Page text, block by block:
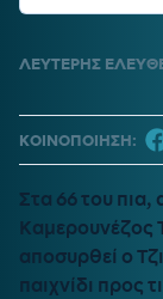
ΛΕΥΤΕΡΗΣ
ΚΟΙΝΟΠΟΙΗΣΗ:
Στα 66 του πια,
Καμερουνέζος
αποσυρθεί ο
παιχνίδι προς